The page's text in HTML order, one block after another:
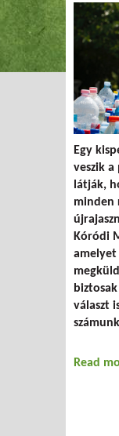
Egy
veszik
látják,
minden
Kóródi
amelyet
választ
Read